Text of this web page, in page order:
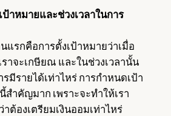
าหมายและช่วงเวลาในการ
แรกคือการตั้งเป้าหมายว่าเมื่อ
ราจะเกษียณ และในช่วงเวลานั้น
รมีรายได้เท่าไหร่ การกำหนดเป้า
สำคัญมาก เพราะจะทำให้เรา
าต้องเตรียมเงินออมเท่าไหร่